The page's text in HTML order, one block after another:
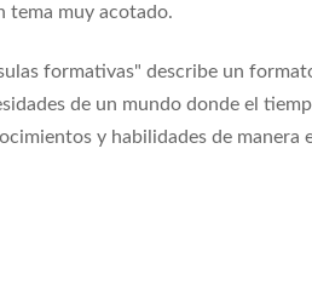
tema muy acotado.
formativas" describe un
de un mundo donde el
y habilidades de manera